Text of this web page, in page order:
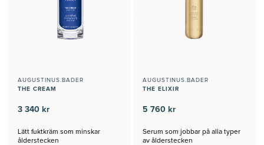
AUGUSTINUS.BADER
THE CREAM
3 340 kr
Lätt fuktkräm som minskar
ålderstecken
AUGUSTINUS.BADER
THE ELIXIR
5 760 kr
Serum som jobbar på alla typer
av ålderstecken